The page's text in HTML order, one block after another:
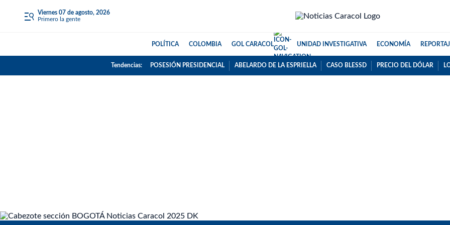
viernes 07 de agosto, 2026
Primero la gente
POLÍTICA COLOMBIA GOL CARACOL UNIDAD INVESTIGATIVA ECONOMÍA
Tendencias: POSESIÓN PRESIDENCIAL ABELARDO DE LA ESPRIELLA CASO BLESSD PRECIO DEL DÓLAR